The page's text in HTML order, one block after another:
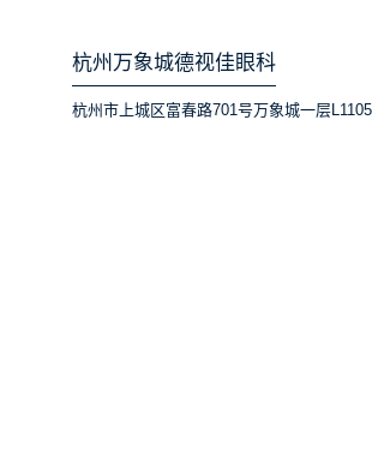
杭州万象城德视佳眼科
杭州市上城区富春路701号万象城一层L1105